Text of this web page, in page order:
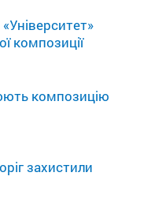
композиції
композицію
захистили